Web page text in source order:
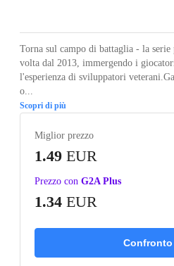
Torna sul campo di battaglia - la
volta dal 2013, immergendo i
l'esperienza di sviluppatori
o...
Scopri di più
Miglior prezzo
1.49 EUR
Prezzo con G2A Plus
1.34 EUR
Confronto